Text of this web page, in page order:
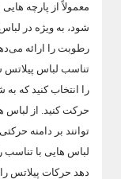
معمولاً از پارچه
شود، به ویژه در
رطوبت را ارائه
تناسب لباس
را انتخاب کنید که
حرکت کنید. از لباس
توانند بر دامنه
لباس هایی با تناسب
دهد حرکات پیلاتس را